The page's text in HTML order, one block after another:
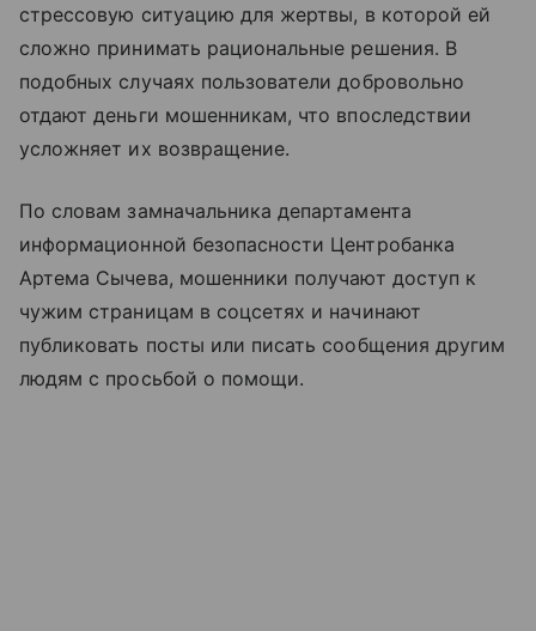
стрессовую ситуацию для жертвы, в которой ей
сложно принимать рациональные решения. В
подобных случаях пользователи добровольно
отдают деньги мошенникам, что впоследствии
усложняет их возвращение.
По словам замначальника департамента
информационной безопасности Центробанка
Артема Сычева, мошенники получают доступ к
чужим страницам в соцсетях и начинают
публиковать посты или писать сообщения другим
людям с просьбой о помощи.